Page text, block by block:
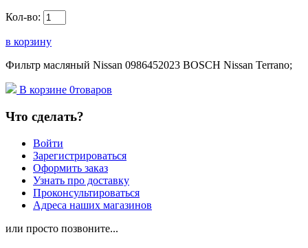
Кол-во:
в корзину
Фильтр масляный Nissan 0986452023 BOSCH Nissan Terrano;
В корзине 0товаров
Что сделать?
Войти
Зарегистрироваться
Оформить заказ
Узнать про доставку
Проконсультироваться
Адреса наших магазинов
или просто позвоните...